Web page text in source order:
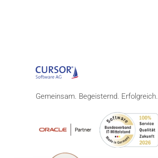
Gemeinsam. Begeisternd. Erfolgreich.